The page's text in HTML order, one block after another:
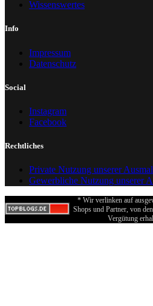
Wissenswertes
Info
Impressum
Datenschutz
Social
Instagram
Facebook
Rechtliches
Private Nutzung unserer
Gewerbliche Nutzung unserer
* Wir verlinken auf
Shops und Partner, von
Vergütung